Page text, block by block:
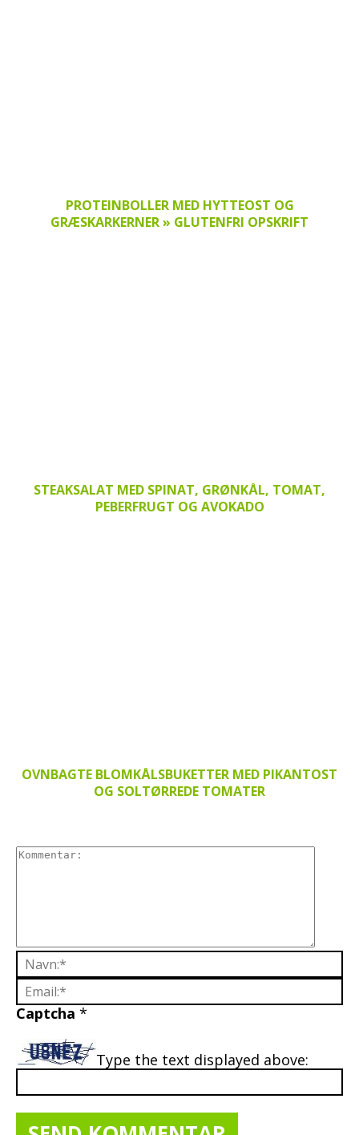
PROTEINBOLLER MED HYTTEOST OG
GRÆSKARKERNER » GLUTENFRI OPSKRIFT
STEAKSALAT MED SPINAT, GRØNKÅL, TOMAT,
PEBERFRUGT OG AVOKADO
OVNBAGTE BLOMKÅLSBUKETTER MED PIKANTOST
OG SOLTØRREDE TOMATER
Captcha *
Type the text displayed above: